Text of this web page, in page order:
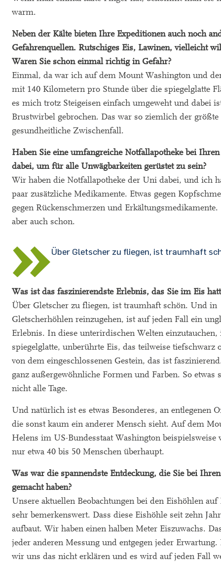
warm.
Neben der Kälte bieten Ihre Expeditionen auch noch
Gefahrenquellen. Rutschiges Eis, Lawinen, vielleicht
Waren Sie schon einmal richtig in Gefahr?
Einmal, da war ich auf dem Mount Washington und
mit 140 Kilometern pro Stunde über die spiegelglatte
es mich trotz Steigeisen einfach umgeweht und dabei
Brustwirbel gebrochen. Das war so ziemlich der größte
gesundheitliche Zwischenfall.
Haben Sie eine umfangreiche Notfallapotheke bei
dabei, um für alle Unwägbarkeiten gerüstet zu sein?
Wir haben die Notfallapotheke der Uni dabei, und ich
paar zusätzliche Medikamente. Etwas gegen
gegen Rückenschmerzen und Erkältungsmedikamente.
aber auch schon.
Über Gletscher zu fliegen, ist traumhaft
Was ist das faszinierendste Erlebnis, das Sie im Eis
Über Gletscher zu fliegen, ist traumhaft schön. Und in
Gletscherhöhlen reinzugehen, ist auf jeden Fall ein
Erlebnis. In diese unterirdischen Welten einzutauchen,
spiegelglatte, unberührte Eis, das teilweise tiefschwarz
von dem eingeschlossenen Gestein, das ist
ganz außergewöhnliche Formen und Farben. So etwas
nicht alle Tage.
Und natürlich ist es etwas Besonderes, an entlegenen
die sonst kaum ein anderer Mensch sieht. Auf dem
Helens im US-Bundesstaat Washington beispielsweise
nur etwa 40 bis 50 Menschen überhaupt.
Was war die spannendste Entdeckung, die Sie bei
gemacht haben?
Unsere aktuellen Beobachtungen bei den Eishöhlen
sehr bemerkenswert. Dass diese Eishöhle seit zehn
aufbaut. Wir haben einen halben Meter Eiszuwachs.
jeder anderen Messung und entgegen jeder Erwartung.
wir uns das nicht erklären und es wird auf jeden Fall